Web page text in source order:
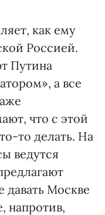
как ему
Россией.
Путина
а все
что с этой
то делать. На
ведутся
давать Москве
напротив,